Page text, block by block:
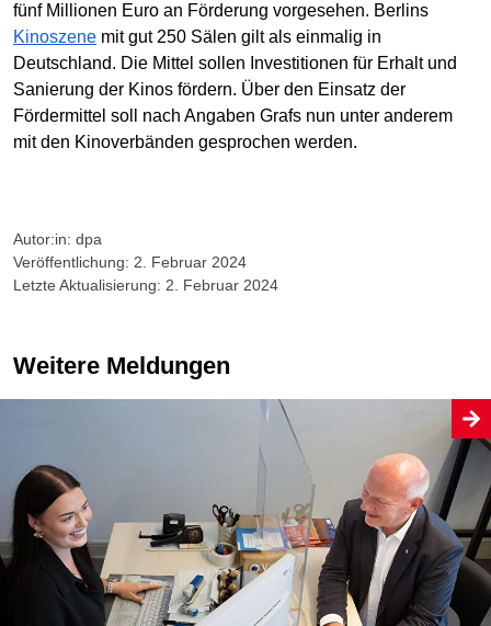
fünf Millionen Euro an Förderung vorgesehen. Berlins
Kinoszene mit gut 250 Sälen gilt als einmalig in
Deutschland. Die Mittel sollen Investitionen für Erhalt und
Sanierung der Kinos fördern. Über den Einsatz der
Fördermittel soll nach Angaben Grafs nun unter anderem
mit den Kinoverbänden gesprochen werden.
Autor:in: dpa
Veröffentlichung: 2. Februar 2024
Letzte Aktualisierung: 2. Februar 2024
Weitere Meldungen